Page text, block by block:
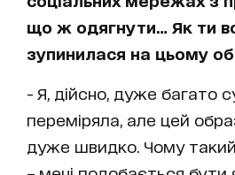
що ж одягнути… Як ти
зупинилася на цьому
- Я, дійсно, дуже багато
переміряла, але цей
дуже швидко. Чому